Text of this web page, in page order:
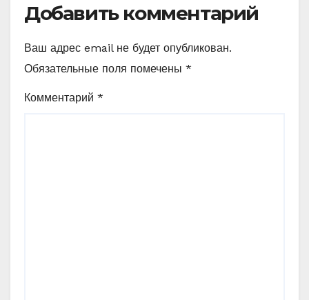
Добавить комментарий
Ваш адрес email не будет опубликован.
Обязательные поля помечены *
Комментарий *